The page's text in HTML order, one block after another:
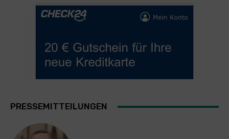
PRESSEMITTEILUNGEN